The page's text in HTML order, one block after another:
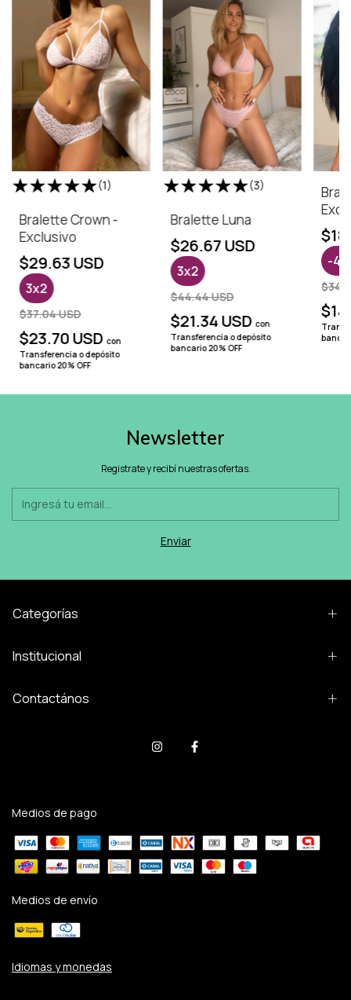
(1)
Bralette Crown -
Exclusivo
$29.63 USD
3x2
$37.04 USD
$23.70 USD con
Transferencia o depósito
bancario 20% OFF
(3)
Bralette Luna
$26.67 USD
3x2
$44.44 USD
$21.34 USD con
Transferencia o depósito
bancario 20% OFF
-45
Newsletter
Registrate y recibí nuestras ofertas.
Categorías
Institucional
Contactános
Medios de pago
Medios de envío
Idiomas y monedas